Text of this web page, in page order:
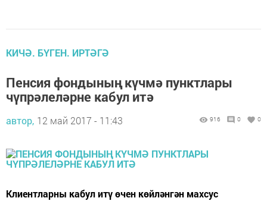
КИЧӘ. БҮГЕН. ИРТӘГӘ
Пенсия фондының күчмә пунктлары
чүпрәлеләрне кабул итә
автор, 12 май 2017 - 11:43 916 0 0
Клиентларны кабул итү өчен көйләнгән махсус